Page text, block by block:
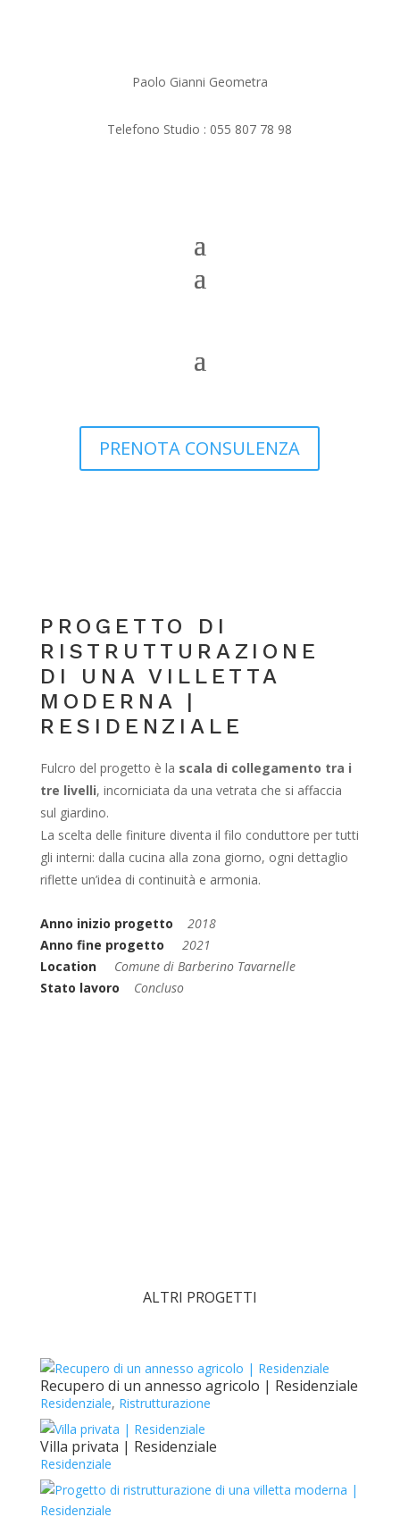
Paolo Gianni Geometra
Telefono Studio : 055 807 78 98
PRENOTA CONSULENZA
PROGETTO DI
RISTRUTTURAZIONE
DI UNA VILLETTA
MODERNA |
RESIDENZIALE
Fulcro del progetto è la scala di collegamento tra i
tre livelli, incorniciata da una vetrata che si affaccia
sul giardino.
La scelta delle finiture diventa il filo conduttore per tutti
gli interni: dalla cucina alla zona giorno, ogni dettaglio
riflette un’idea di continuità e armonia.
Anno inizio progetto
2018
Anno fine progetto
2021
Location
Comune di Barberino Tavarnelle
Stato lavoro
Concluso
ALTRI PROGETTI
Recupero di un annesso agricolo | Residenziale
Residenziale, Ristrutturazione
Villa privata | Residenziale
Residenziale